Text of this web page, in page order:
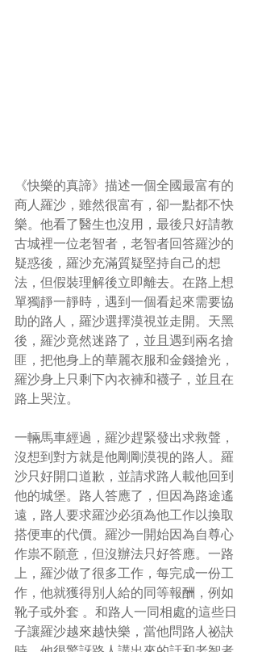
《快樂的真諦》描述一個全國最富有的
商人羅沙，雖然很富有，卻一點都不快
樂。他看了醫生也沒用，最後只好請教
古城裡一位老智者，老智者回答羅沙的
疑惑後，羅沙充滿質疑堅持自己的想
法，但假裝理解後立即離去。在路上想
單獨靜一靜時，遇到一個看起來需要協
助的路人，羅沙選擇漠視並走開。天黑
後，羅沙竟然迷路了，並且遇到兩名搶
匪，把他身上的華麗衣服和金錢搶光，
羅沙身上只剩下內衣褲和襪子，並且在
路上哭泣。
一輛馬車經過，羅沙趕緊發出求救聲，
沒想到對方就是他剛剛漠視的路人。羅
沙只好開口道歉，並請求路人載他回到
他的城堡。路人答應了，但因為路途遙
遠，路人要求羅沙必須為他工作以換取
搭便車的代價。羅沙一開始因為自尊心
作祟不願意，但沒辦法只好答應。一路
上，羅沙做了很多工作，每完成一份工
作，他就獲得別人給的同等報酬，例如
靴子或外套 。和路人一同相處的這些日
子讓羅沙越來越快樂，當他問路人祕訣